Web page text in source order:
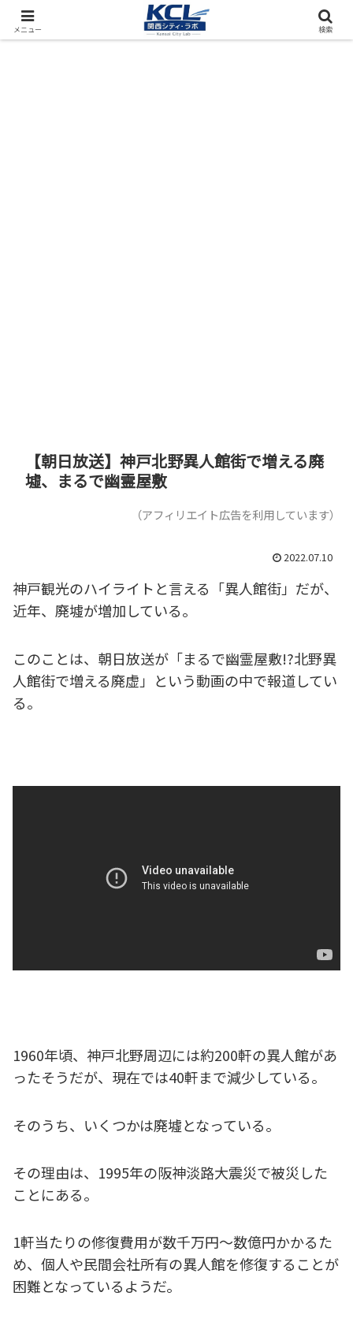
都市再開発をフィールド調査（累計アクセス数4000万PV）
【朝日放送】神戸北野異人館街で増える廃
墟、まるで幽霊屋敷
（アフィリエイト広告を利用しています）
2022.07.10
神戸観光のハイライトと言える「異人館街」だが、
近年、廃墟が増加している。
このことは、朝日放送が「まるで幽霊屋敷!?北野異
人館街で増える廃虚」という動画の中で報道してい
る。
1960年頃、神戸北野周辺には約200軒の異人館があ
ったそうだが、現在では40軒まで減少している。
そのうち、いくつかは廃墟となっている。
その理由は、1995年の阪神淡路大震災で被災した
ことにある。
1軒当たりの修復費用が数千万円～数億円かかるた
め、個人や民間会社所有の異人館を修復することが
困難となっているようだ。
メニュー 検索